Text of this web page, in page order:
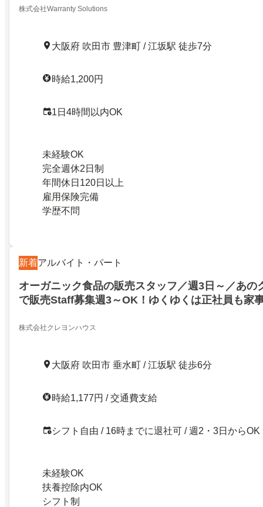
株式会社Warranty Solutions
大阪府 吹田市 豊津町 / 江坂駅 徒歩7分
時給1,200円
1日4時間以内OK
未経験OK
完全週休2日制
年間休日120日以上
雇用保険完備
学歴不問
新着アルバイト・パート
オーガニック食品の販売スタッフ／週3日～／あの
で販売Staff募集週3～OK！ゆくゆくは正社員も家
株式会社クレヨンハウス
大阪府 吹田市 垂水町 / 江坂駅 徒歩6分
時給1,177円 / 交通費支給
シフト自由 / 16時までに退社可 / 週2・3日からOK
未経験OK
扶養控除内OK
シフト制